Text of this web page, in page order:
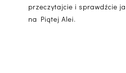
przeczytajcie i sprawdźcie
na Piątej Alei.